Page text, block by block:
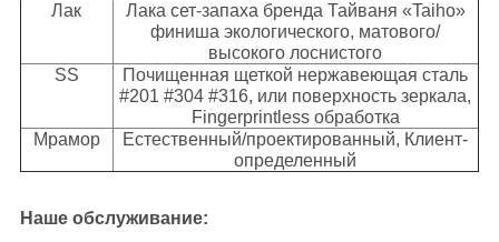
Лак
Лака сет-запаха бренда Тайваня «Taiho»
финиша экологического, матового/
высокого лоснистого
SS
Почищенная щеткой нержавеющая сталь
#201 #304 #316, или поверхность зеркала,
Fingerprintless обработка
Мрамор
Естественный/проектированный, Клиент-
определенный
Наше обслуживание: